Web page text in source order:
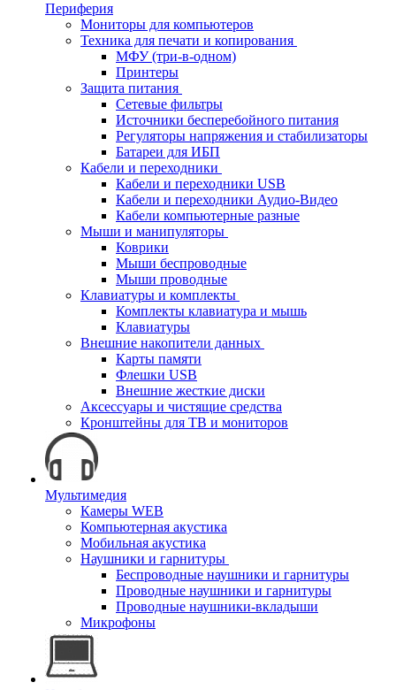
Периферия
Мониторы для компьютеров
Техника для печати и копирования
МФУ (три-в-одном)
Принтеры
Защита питания
Сетевые фильтры
Источники бесперебойного питания
Регуляторы напряжения и стабилизаторы
Батареи для ИБП
Кабели и переходники
Кабели и переходники USB
Кабели и переходники Аудио-Видео
Кабели компьютерные разные
Мыши и манипуляторы
Коврики
Мыши беспроводные
Мыши проводные
Клавиатуры и комплекты
Комплекты клавиатура и мышь
Клавиатуры
Внешние накопители данных
Карты памяти
Флешки USB
Внешние жесткие диски
Аксессуары и чистящие средства
Кронштейны для ТВ и мониторов
Мультимедия
Камеры WEB
Компьютерная акустика
Мобильная акустика
Наушники и гарнитуры
Беспроводные наушники и гарнитуры
Проводные наушники и гарнитуры
Проводные наушники-вкладыши
Микрофоны